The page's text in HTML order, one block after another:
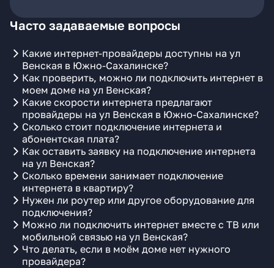
Часто задаваемые вопросы
Какие интернет-провайдеры доступны на ул
Венская в Южно-Сахалинске?
Как проверить, можно ли подключить интернет в
моем доме на ул Венская?
Какие скорости интернета предлагают
провайдеры на ул Венская в Южно-Сахалинске?
Сколько стоит подключение интернета и
абонентская плата?
Как оставить заявку на подключение интернета
на ул Венская?
Сколько времени занимает подключение
интернета в квартиру?
Нужен ли роутер или другое оборудование для
подключения?
Можно ли подключить интернет вместе с ТВ или
мобильной связью на ул Венская?
Что делать, если в моём доме нет нужного
провайдера?